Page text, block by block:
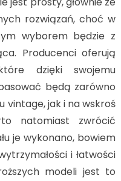
rozwiązań, choć w
wyborem będzie z
Producenci oferują
dzięki swojemu
będą zarówno
vintage, jak i na wskroś
natomiast zwrócić
je wykonano, bowiem
i łatwości
modeli jest to